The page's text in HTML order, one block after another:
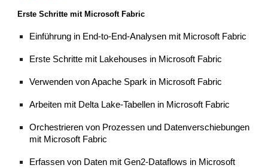
Erste Schritte mit Microsoft Fabric
Einführung in End-to-End-Analysen mit Microsoft Fabric
Erste Schritte mit Lakehouses in Microsoft Fabric
Verwenden von Apache Spark in Microsoft Fabric
Arbeiten mit Delta Lake-Tabellen in Microsoft Fabric
Orchestrieren von Prozessen und Datenverschiebungen
mit Microsoft Fabric
Erfassen von Daten mit Gen2-Dataflows in Microsoft